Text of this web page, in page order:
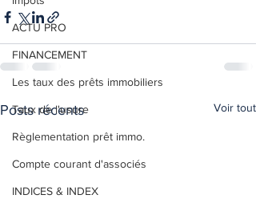
ACTU PRO
FINANCEMENT
Les taux des prêts immobiliers
Taux de l'usure
Règlementation prêt immo.
Compte courant d'associés
INDICES & INDEX
Posts récents Voir tout